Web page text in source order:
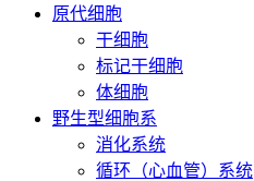
原代细胞
干细胞
标记干细胞
体细胞
野生型细胞系
消化系统
循环（心血管）系统